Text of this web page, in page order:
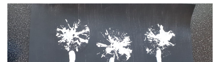
DĚJINY VÝTVARNÉHO UMĚNÍ
NOVINKY ZE ŠKOLSTVÍ 2025